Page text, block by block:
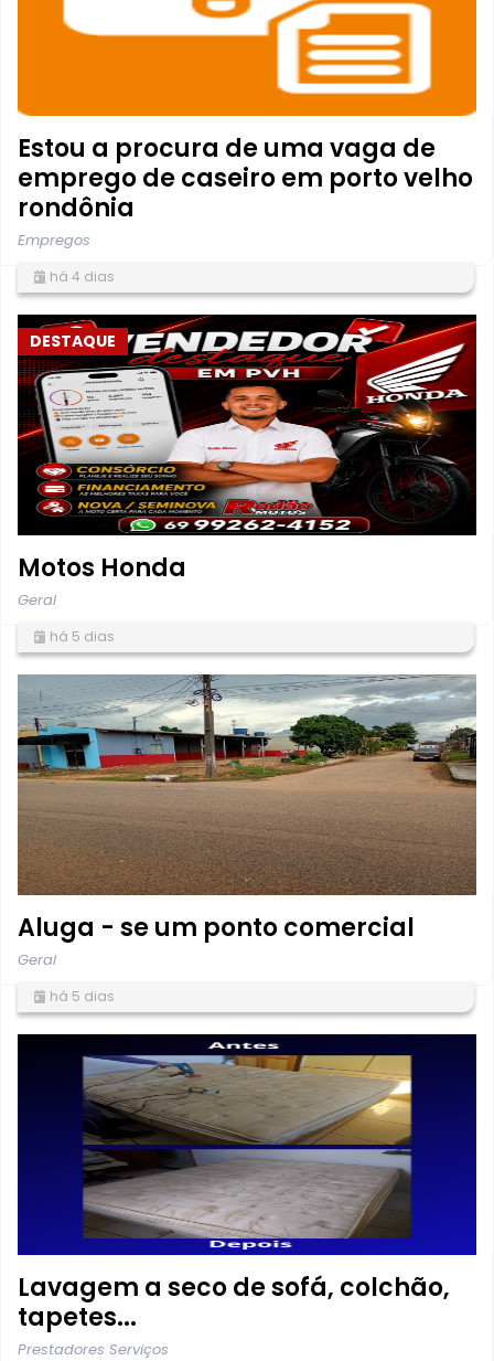
Estou a procura de uma vaga de
emprego de caseiro em porto velho
rondônia
Empregos
há 4 dias
DESTAQUE
Motos Honda
Geral
há 5 dias
Aluga - se um ponto comercial
Geral
há 5 dias
Lavagem a seco de sofá, colchão,
tapetes...
Prestadores Serviços